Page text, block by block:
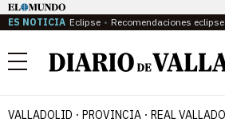
ES NOTICIA Eclipse Recomendaciones eclipse
Menú
VALLADOLID PROVINCIA REAL